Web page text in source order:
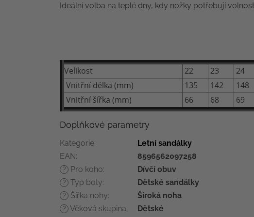
Ideální volba na teplé dny, kdy nožky potřebují
Velikost 22 23 24
Vnitřní délka (mm)
135 142 148
Vnitřní šířka (mm)
66 68 69
Doplňkové parametry
Kategorie:
Letní sandálky
EAN: 8596562097258
? Pro koho: Dívčí obuv
? Typ boty: Dětské sandálky
? Šířka nohy: Široká noha
? Věková skupina: Dětské